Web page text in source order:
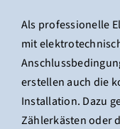
Als professionelle
mit
erstellen auch die
Installation. Dazu
Zählerkästen oder